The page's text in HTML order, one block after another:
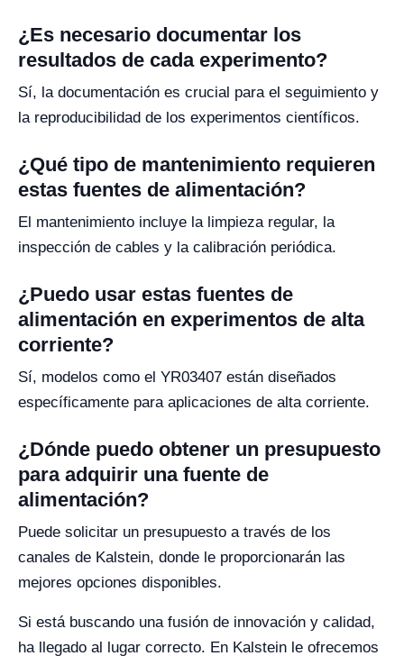
¿Es necesario documentar los
resultados de cada experimento?
Sí, la documentación es crucial para el seguimiento y
la reproducibilidad de los experimentos científicos.
¿Qué tipo de mantenimiento requieren
estas fuentes de alimentación?
El mantenimiento incluye la limpieza regular, la
inspección de cables y la calibración periódica.
¿Puedo usar estas fuentes de
alimentación en experimentos de alta
corriente?
Sí, modelos como el YR03407 están diseñados
específicamente para aplicaciones de alta corriente.
¿Dónde puedo obtener un presupuesto
para adquirir una fuente de
alimentación?
Puede solicitar un presupuesto a través de los
canales de Kalstein, donde le proporcionarán las
mejores opciones disponibles.
Si está buscando una fusión de innovación y calidad,
ha llegado al lugar correcto. En Kalstein le ofrecemos